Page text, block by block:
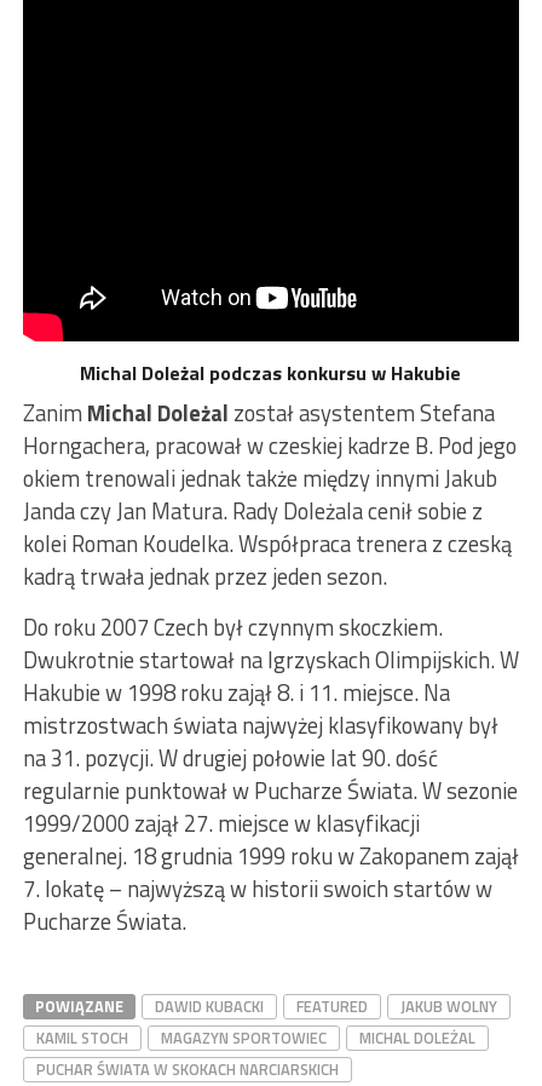
Michal Doleżal podczas konkursu w Hakubie
Zanim Michal Doleżal został asystentem Stefana
Horngachera, pracował w czeskiej kadrze B. Pod jego
okiem trenowali jednak także między innymi Jakub
Janda czy Jan Matura. Rady Doleżala cenił sobie z
kolei Roman Koudelka. Współpraca trenera z czeską
kadrą trwała jednak przez jeden sezon.
Do roku 2007 Czech był czynnym skoczkiem.
Dwukrotnie startował na Igrzyskach Olimpijskich. W
Hakubie w 1998 roku zajął 8. i 11. miejsce. Na
mistrzostwach świata najwyżej klasyfikowany był
na 31. pozycji. W drugiej połowie lat 90. dość
regularnie punktował w Pucharze Świata. W sezonie
1999/2000 zajął 27. miejsce w klasyfikacji
generalnej. 18 grudnia 1999 roku w Zakopanem zajął
7. lokatę – najwyższą w historii swoich startów w
Pucharze Świata.
POWIĄZANE DAWID KUBACKI FEATURED
JAKUB WOLNY
KAMIL STOCH
MAGAZYN SPORTOWIEC
MICHAL DOLEŻAL
PUCHAR ŚWIATA W SKOKACH NARCIARSKICH